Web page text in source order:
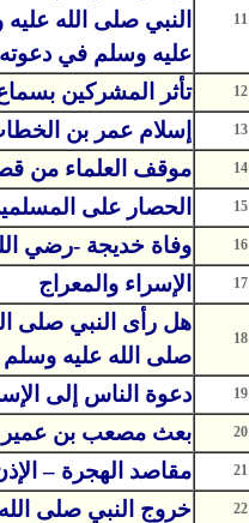
11
النبي صلى الله
عليه وسلم في دعوته
12 تأثر المشركين
13 إسلام عمر بن
14 موقف العلماء من
15 الحصار على
16 وفاة خديجة -رضي
17 الإسراء والمعراج
18
هل رأى النبي صلى
صلى الله عليه وسلم
19 دعوة الناس إلى
20 بعث مصعب بن عمير
21 مقاصد الهجرة –
22 خروج النبي صلى